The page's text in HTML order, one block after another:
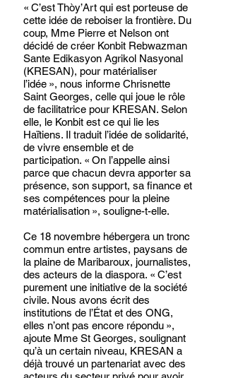
« C’est Thòy’Art qui est porteuse de
cette idée de reboiser la frontière. Du
coup, Mme Pierre et Nelson ont
décidé de créer Konbit Rebwazman
Sante Edikasyon Agrikol Nasyonal
(KRESAN), pour matérialiser
l’idée », nous informe Chrisnette
Saint Georges, celle qui joue le rôle
de facilitatrice pour KRESAN. Selon
elle, le Konbit est ce qui lie les
Haïtiens. Il traduit l’idée de solidarité,
de vivre ensemble et de
participation. « On l’appelle ainsi
parce que chacun devra apporter sa
présence, son support, sa finance et
ses compétences pour la pleine
matérialisation », souligne-t-elle.
Ce 18 novembre hébergera un tronc
commun entre artistes, paysans de
la plaine de Maribaroux, journalistes,
des acteurs de la diaspora. « C’est
purement une initiative de la société
civile. Nous avons écrit des
institutions de l’État et des ONG,
elles n’ont pas encore répondu »,
ajoute Mme St Georges, soulignant
qu’à un certain niveau, KRESAN a
déjà trouvé un partenariat avec des